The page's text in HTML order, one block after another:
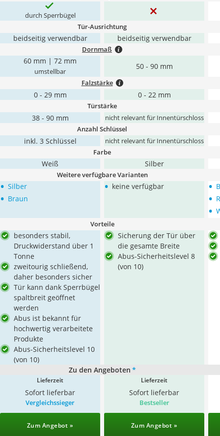
durch Sperrbügel
Tür-Ausrichtung
beidseitig verwendbar beidseitig verwendbar
Dornmaß
60 mm | 72 mm
umstellbar
50 - 90 mm
Falzstärke
0 - 29 mm 0 - 22 mm
Türstärke
38 - 90 mm nicht relevant für Innentürschloss
Anzahl Schlüssel
inkl. 3 Schlüssel nicht relevant für Innentürschloss
Farbe
Weiß Silber
Weitere verfügbare Varianten
• Silber
• Braun
• keine verfügbar •
•
•
Vorteile
besonders stabil,
Druckwiderstand über 1
Tonne
zweitourig schließend,
daher besonders sicher
Tür kann dank Sperrbügel
spaltbreit geöffnet
werden
Abus ist bekannt für
hochwertig verarbeitete
Produkte
Abus-Sicherheitslevel 10
(von 10)
Sicherung der Tür über
die gesamte Breite
Abus-Sicherheitslevel 8
(von 10)
Zu den Angeboten *
Lieferzeit
Sofort lieferbar
Lieferzeit
Sofort lieferbar
Vergleichssieger
Zum Angebot »
Bestseller
Zum Angebot »